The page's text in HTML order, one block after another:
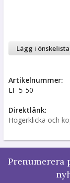
Lägg i önskelista
Artikelnummer:
LF-5-50
Direktlänk:
Högerklicka och
Prenumerera